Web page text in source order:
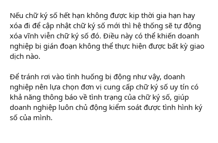
Nếu chữ ký số hết hạn không được kịp thời gia hạn hay
xóa đi để cập nhật chữ ký số mới thì hệ thống sẽ tự động
xóa vĩnh viễn chữ ký số đó. Điều này có thể khiến doanh
nghiệp bị gián đoạn không thể thực hiện được bất kỳ giao
dịch nào.
Để tránh rơi vào tình huống bị động như vậy, doanh
nghiệp nên lựa chọn đơn vị cung cấp chữ ký số uy tín có
khả năng thông báo về tình trạng của chữ ký số, giúp
doanh nghiệp luôn chủ động kiểm soát được tình hình ký
số của mình.